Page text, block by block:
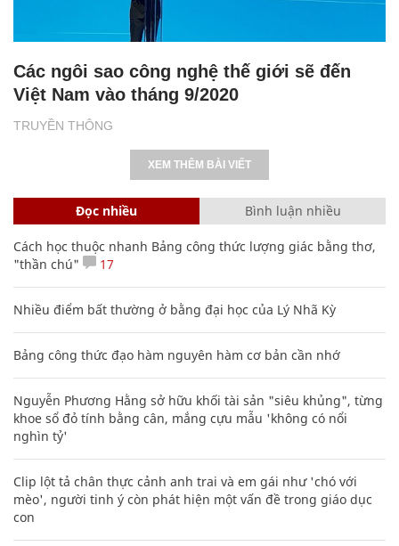
TRUYỀN THÔNG
Các ngôi sao công nghệ thế giới sẽ đến
Việt Nam vào tháng 9/2020
XEM THÊM BÀI VIẾT
Đọc nhiều Bình luận nhiều
Cách học thuộc nhanh Bảng công thức lượng giác bằng thơ,
"thần chú"
17
Nhiều điểm bất thường ở bằng đại học của Lý Nhã Kỳ
Bảng công thức đạo hàm nguyên hàm cơ bản cần nhớ
Nguyễn Phương Hằng sở hữu khối tài sản "siêu khủng", từng
khoe sổ đỏ tính bằng cân, mắng cựu mẫu 'không có nổi
nghìn tỷ'
Clip lột tả chân thực cảnh anh trai và em gái như 'chó với
mèo', người tinh ý còn phát hiện một vấn đề trong giáo dục
con